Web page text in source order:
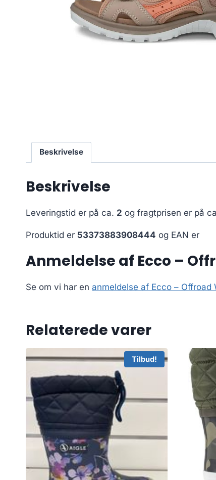
Beskrivelse
Beskrivelse
Leveringstid er på ca. 2 og fragtprisen er på
Produktid er 53373883908444 og EAN er
Anmeldelse af Ecco –
Se om vi har en anmeldelse af Ecco –
Relaterede varer
Tilbud!